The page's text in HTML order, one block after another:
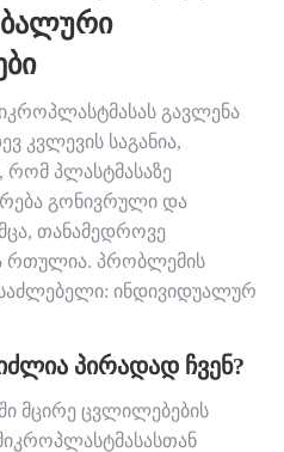
გავლენა
კვლევის საგანია,
რომ პლასტმასაზე
გონივრული და
თანამედროვე
რთულია. პრობლემის
ინდივიდუალურ
ᲞᲘᲠᲐᲓᲐᲓ ᲩᲕᲔᲜ?
მცირე ცვლილებების